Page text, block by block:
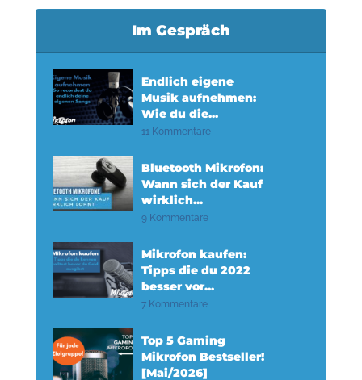
Im Gespräch
Endlich eigene
Musik aufnehmen:
Wie du die...
11 Kommentare
Bluetooth Mikrofon:
Wann sich der Kauf
wirklich...
9 Kommentare
Mikrofon kaufen:
Tipps die du 2022
besser vor...
7 Kommentare
Top 5 Gaming
Mikrofon Bestseller!
[Mai/2026]